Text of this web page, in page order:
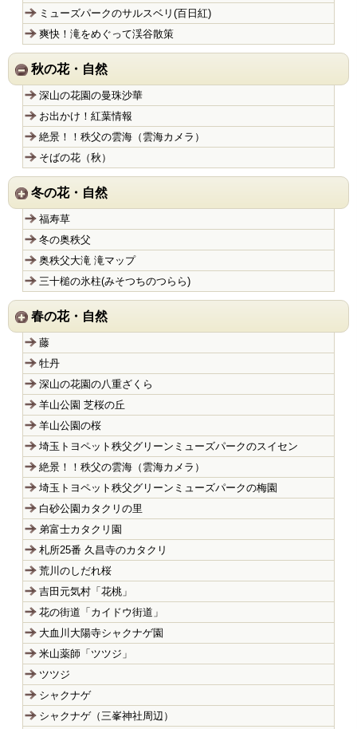
ミューズパークのサルスベリ(百日紅)
爽快！滝をめぐって渓谷散策
秋の花・自然
深山の花園の曼珠沙華
お出かけ！紅葉情報
絶景！！秩父の雲海（雲海カメラ）
そばの花（秋）
冬の花・自然
福寿草
冬の奥秩父
奥秩父大滝 滝マップ
三十槌の氷柱(みそつちのつらら)
春の花・自然
藤
牡丹
深山の花園の八重ざくら
羊山公園 芝桜の丘
羊山公園の桜
埼玉トヨペット秩父グリーンミューズパークのスイセン
絶景！！秩父の雲海（雲海カメラ）
埼玉トヨペット秩父グリーンミューズパークの梅園
白砂公園カタクリの里
弟富士カタクリ園
札所25番 久昌寺のカタクリ
荒川のしだれ桜
吉田元気村「花桃」
花の街道「カイドウ街道」
大血川大陽寺シャクナゲ園
米山薬師「ツツジ」
ツツジ
シャクナゲ
シャクナゲ（三峯神社周辺）